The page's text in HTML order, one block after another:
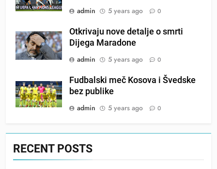
admin
5 years ago 0
Otkrivaju nove detalje o smrti
Dijega Maradone
admin
5 years ago 0
Fudbalski meč Kosova i Švedske
bez publike
admin
5 years ago 0
RECENT POSTS